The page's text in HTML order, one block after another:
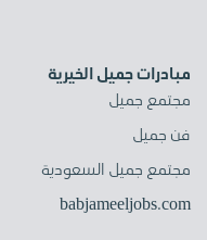
مبادرات جميل الخيرية
مجتمع جميل
فن جميل
مجتمع جميل السعودية
babjameeljobs.com